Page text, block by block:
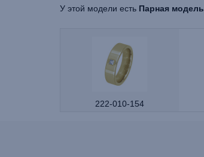
У этой модели есть Парная модель
222-010-154